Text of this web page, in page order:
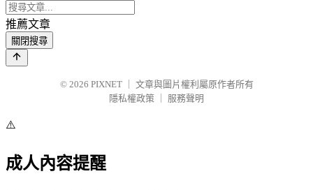
推薦文章
關閉搜尋
© 2026 PIXNET
文章與圖片權利屬原作者所有
隱私權政策
服務聲明
⚠️
成人內容提醒